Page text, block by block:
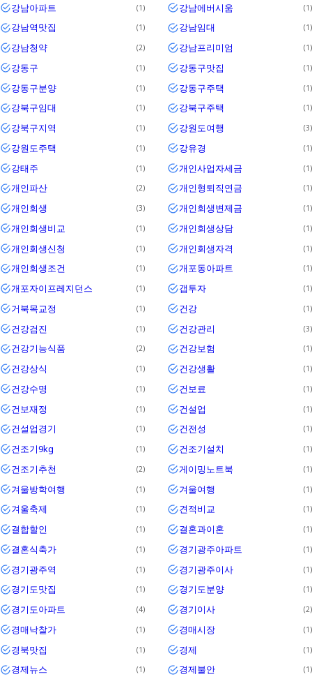
강남아파트 1 강남에버시움 1
강남역맛집 1 강남임대 1
강남청약 2 강남프리미엄 1
강동구 1 강동구맛집 1
강동구분양 1 강동구주택 1
강북구임대 1 강북구주택 1
강북구지역 1 강원도여행 3
강원도주택 1 강유경 1
강태주 1 개인사업자세금 1
개인파산 2 개인형퇴직연금 1
개인회생 3 개인회생변제금 1
개인회생비교 1 개인회생상담 1
개인회생신청 1 개인회생자격 1
개인회생조건 1 개포동아파트 1
개포자이프레지던스 1 갭투자 1
거북목교정 1 건강 1
건강검진 1 건강관리 3
건강기능식품 2 건강보험 1
건강상식 1 건강생활 1
건강수명 1 건보료 1
건보재정 1 건설업 1
건설업경기 1 건전성 1
건조기9kg 1 건조기설치 1
건조기추천 2 게이밍노트북 1
겨울방학여행 1 겨울여행 1
겨울축제 1 견적비교 1
결합할인 1 결혼과이혼 1
결혼식축가 1 경기광주아파트 1
경기광주역 1 경기광주이사 1
경기도맛집 1 경기도분양 1
경기도아파트 4 경기이사 2
경매낙찰가 1 경매시장 1
경북맛집 1 경제 1
경제뉴스 1 경제불안 1